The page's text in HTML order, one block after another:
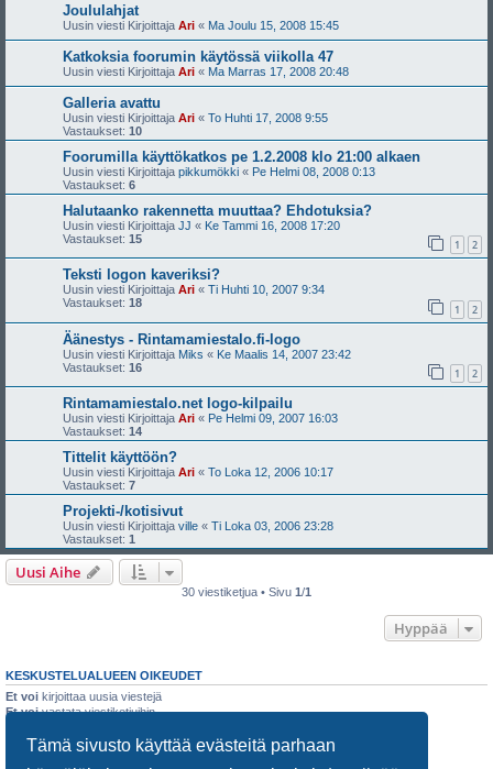
Tämä sivusto käyttää evästeitä parhaan
Joululahjat
Uusin viesti Kirjoittaja Ari « Ma Joulu 15, 2008 15:45
Katkoksia foorumin käytössä viikolla 47
Uusin viesti Kirjoittaja Ari « Ma Marras 17, 2008 20:48
Galleria avattu
Uusin viesti Kirjoittaja Ari « To Huhti 17, 2008 9:55
Vastaukset: 10
Foorumilla käyttökatkos pe 1.2.2008 klo 21:00 alkaen
Uusin viesti Kirjoittaja pikkumökki « Pe Helmi 08, 2008 0:13
Vastaukset: 6
Halutaanko rakennetta muuttaa? Ehdotuksia?
Uusin viesti Kirjoittaja JJ « Ke Tammi 16, 2008 17:20
Vastaukset: 15 1 2
Teksti logon kaveriksi?
Uusin viesti Kirjoittaja Ari « Ti Huhti 10, 2007 9:34
Vastaukset: 18 1 2
Äänestys - Rintamamiestalo.fi-logo
Uusin viesti Kirjoittaja Miks « Ke Maalis 14, 2007 23:42
Vastaukset: 16 1 2
Rintamamiestalo.net logo-kilpailu
Uusin viesti Kirjoittaja Ari « Pe Helmi 09, 2007 16:03
Vastaukset: 14
Tittelit käyttöön?
Uusin viesti Kirjoittaja Ari « To Loka 12, 2006 10:17
Vastaukset: 7
Projekti-/kotisivut
Uusin viesti Kirjoittaja ville « Ti Loka 03, 2006 23:28
Vastaukset: 1
Uusi Aihe
30 viestiketjua • Sivu 1/1
Hyppää
KESKUSTELUALUEEN OIKEUDET
Et voi kirjoittaa uusia viestejä
Et voivastata viestiketjuihin
Et voipoistaa omia viestejäsi